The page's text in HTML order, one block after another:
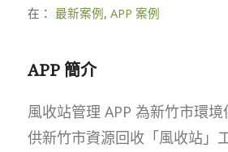
在： 最新案例, APP 案例
APP 簡介
風收站管理 APP 為新竹市環境
供新竹市資源回收「風收站」